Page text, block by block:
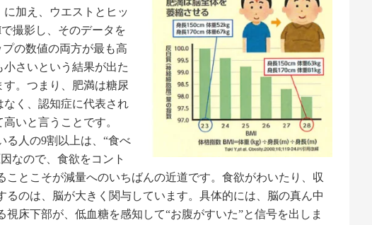
加え、ウエストとヒッ
撮影し、そのデータを
の数値の両方が最も高
さいという結果が出た
。つまり、肥満は糖尿
く、認知症に代表され
いと言うことです。
人の9割以上は、“食べ
なので、食欲をコント
ことこそが減量へのいちばんの近道です。食欲がわいたり、収
るのは、脳が大きく関与しています。具体的には、脳の真ん中
視床下部が、低血糖を感知して“お腹がすいた”と信号を出しま